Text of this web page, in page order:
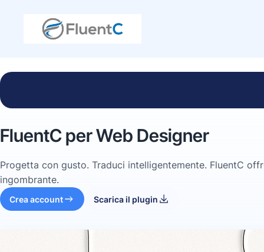
FluentC per Web Designer
Progetta con gusto. Traduci intelligentemente. FluentC
ingombrante.
Crea account Scarica il plugin